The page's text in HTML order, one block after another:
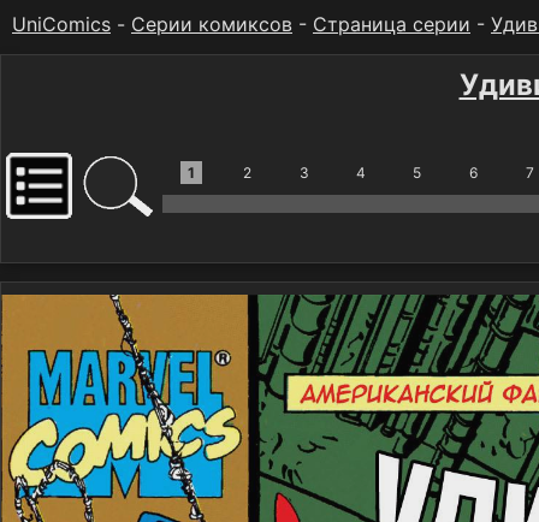
UniComics - Серии комиксов - Страница серии -
1 2 3 4 5 6 7